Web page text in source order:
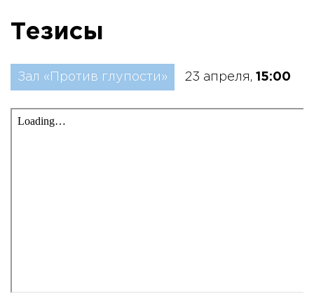
Тезисы
Зал «Против глупости» 23 апреля, 15:00